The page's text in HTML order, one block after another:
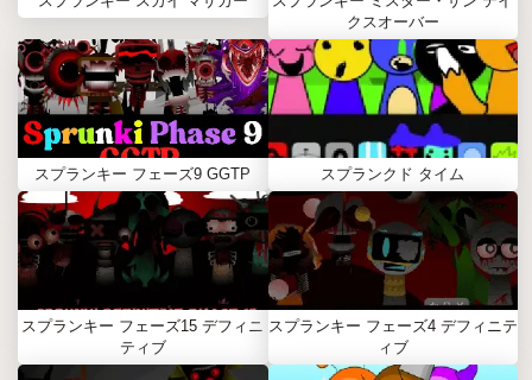
クスオーバー
スプランキー フェーズ9 GGTP スプランクド タイム
スプランキー フェーズ15 デフィニ
ティブ
スプランキー フェーズ4 デフィニテ
ィブ